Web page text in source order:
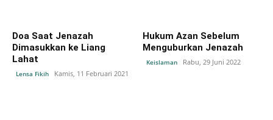
Doa Saat Jenazah
Dimasukkan ke Liang
Lahat
Lensa Fikih Kamis, 11 Februari 2021
Hukum Azan Sebelum
Menguburkan Jenazah
Keislaman Rabu, 29 Juni 2022